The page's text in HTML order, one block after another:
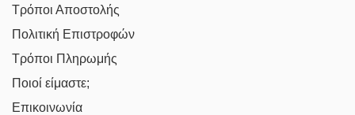
Τρόποι Αποστολής
Πολιτική Επιστροφών
Τρόποι Πληρωμής
Ποιοί είμαστε;
Επικοινωνία